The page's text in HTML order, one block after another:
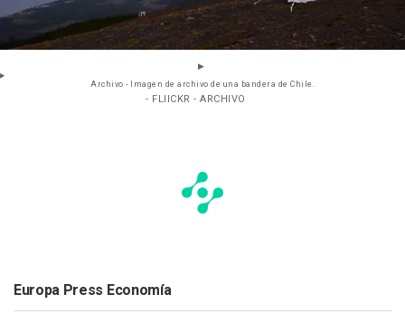
Archivo - Imagen de archivo de una bandera de Chile.
- FLIICKR - ARCHIVO
Europa Press Economía